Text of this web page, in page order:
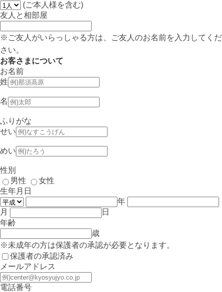
(ご本人様を含む)
友人と相部屋
※ご友人がいらっしゃる方は、ご友人のお名前を入力してくだ
さい。
お客さまについて
お名前
姓
名
ふりがな
せい
めい
性別
男性
女性
生年月日
年
月
日
年齢
歳
※未成年の方は保護者の承認が必要となります。
保護者の承認済み
メールアドレス
電話番号